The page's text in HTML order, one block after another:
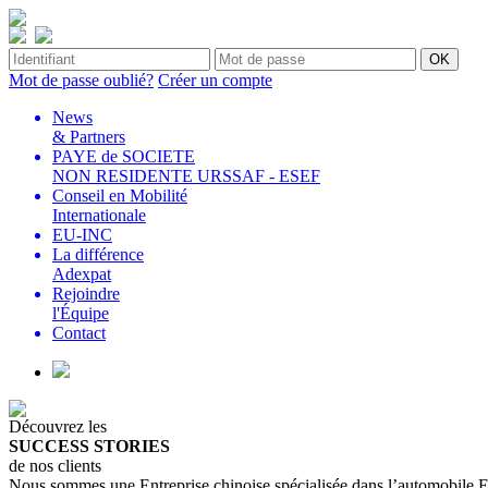
Mot de passe oublié? Créer un compte
News
& Partners
PAYE de SOCIETE
NON RESIDENTE URSSAF - ESEF
Conseil en Mobilité
Internationale
EU-INC
La différence
Adexpat
Rejoindre
l'Équipe
Contact
Découvrez les
SUCCESS STORIES
de nos clients